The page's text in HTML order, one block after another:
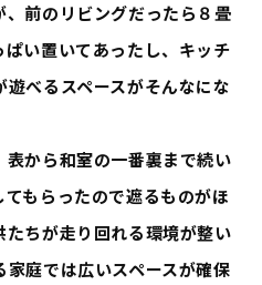
、前のリビングだったら８畳
い置いてあったし、キッチ
べるスペースがそんなにな
から和室の一番裏まで続い
もらったので遮るものがほ
たちが走り回れる環境が整い
庭では広いスペースが確保